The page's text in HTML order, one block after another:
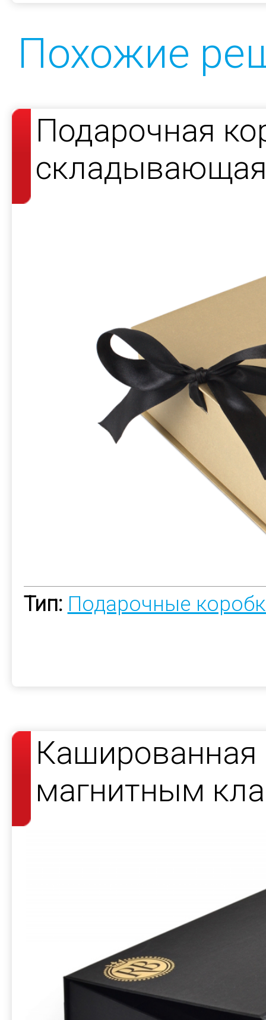
Похожие
Подарочная
Тип: Подарочные
Кашированная
магнитным